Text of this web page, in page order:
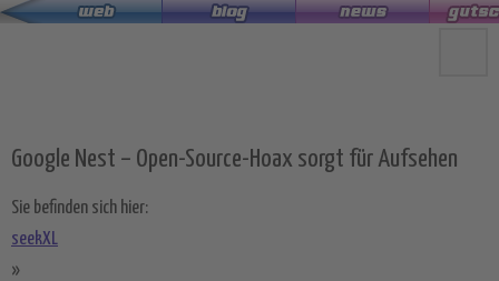
Zum
Google Nest – Open-Source-Hoax sorgt für Aufsehen
Sie befinden sich hier:
seekXL
»